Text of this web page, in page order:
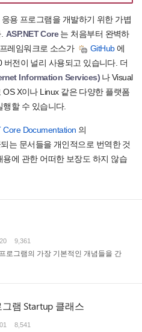
용 프로그램을 개발하기 위한 가볍
ASP.NET Core 는 처음부터 완벽하
레임워크로 소스가
GitHub 에
전이 널리 사용되고 있습니다. 더
Information Services) 나 Visual
X이나 Linux 같은 다양한 플랫폼
할 수 있습니다.
Core Documentation 의
는 문서들을 개인적으로 번역한 것
에 관한 어떠한 보장도 하지 않습
9,361
로그램의 가장 기본적인 개념들을 간
그램 Startup 클래스
8,541